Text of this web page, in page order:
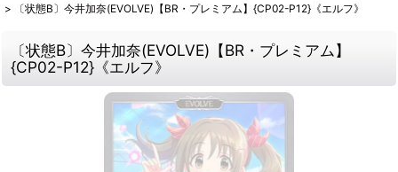
>
〔状態B〕今井加奈(EVOLVE)【BR・プレミアム】{CP02-P12}《エルフ》
〔状態B〕今井加奈(EVOLVE)【BR・プレミアム】
{CP02-P12}《エルフ》